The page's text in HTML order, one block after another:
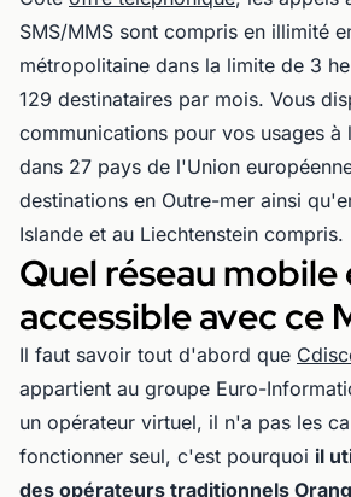
SMS/MMS sont compris en illimité
métropolitaine dans la limite de 3
129 destinataires par mois. Vous
communications pour vos usages
dans 27 pays de l'Union
destinations en Outre-mer ainsi
Islande et au Liechtenstein compris.
Quel réseau mobile
accessible avec ce
Il faut savoir tout d'abord que
appartient au groupe Euro-
un opérateur virtuel, il n'a pas les
fonctionner seul, c'est pourquoi il
des opérateurs traditionnels